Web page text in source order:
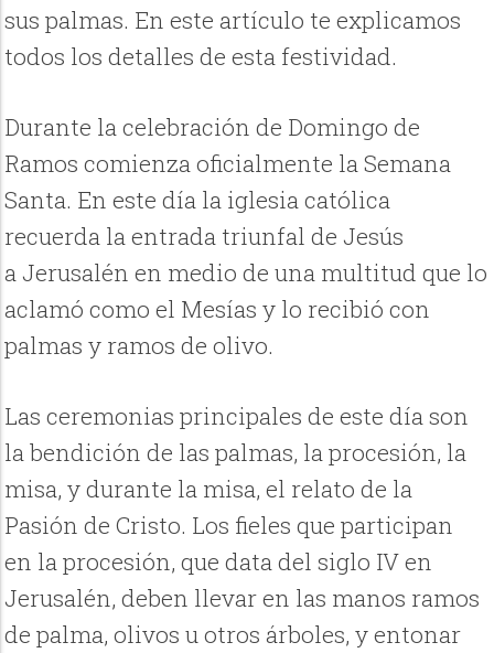
sus palmas. En este artículo te explicamos
todos los detalles de esta festividad.
Durante la celebración de Domingo de
Ramos comienza oficialmente la Semana
Santa. En este día la iglesia católica
recuerda la entrada triunfal de Jesús
a Jerusalén en medio de una multitud que lo
aclamó como el Mesías y lo recibió con
palmas y ramos de olivo.
Las ceremonias principales de este día son
la bendición de las palmas, la procesión, la
misa, y durante la misa, el relato de la
Pasión de Cristo. Los fieles que participan
en la procesión, que data del siglo IV en
Jerusalén, deben llevar en las manos ramos
de palma, olivos u otros árboles, y entonar